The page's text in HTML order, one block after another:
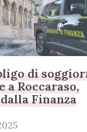
di
a Roccaraso,
Finanza